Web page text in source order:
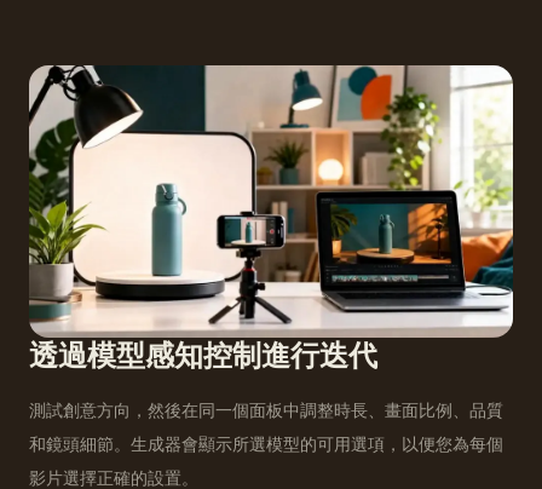
透過模型感知控制進行迭代
測試創意方向，然後在同一個面板中調整時長、畫面比例、品質
和鏡頭細節。生成器會顯示所選模型的可用選項，以便您為每個
影片選擇正確的設置。